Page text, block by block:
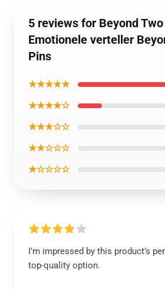
5 reviews for Beyond
Emotionele verteller
Pins
★★★★★
★★★★☆
★★★☆☆
★★☆☆☆
★☆☆☆☆
I’m impressed by this product’s
top-quality option.